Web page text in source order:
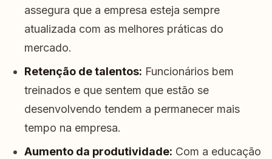
assegura que a empresa esteja sempre
atualizada com as melhores práticas do
mercado.
Retenção de talentos: Funcionários bem
treinados e que sentem que estão se
desenvolvendo tendem a permanecer mais
tempo na empresa.
Aumento da produtividade: Com a educação